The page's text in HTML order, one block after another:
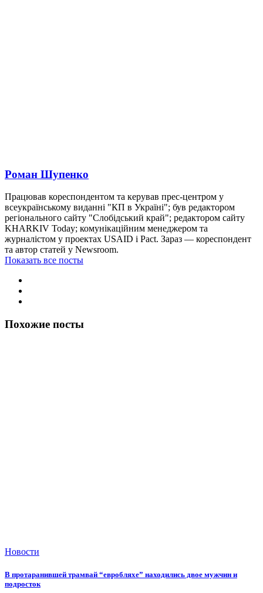
Роман Шупенко
Працював кореспондентом та керував прес-центром у
всеукраїнському виданні "КП в Україні"; був редактором
регіонального сайту "Слобідський край"; редактором сайту
KHARKIV Today; комунікаційним менеджером та
журналістом у проектах USAID і Pact. Зараз — кореспондент
та автор статей у Newsroom.
Показать все посты
Похожие посты
Новости
В протаранившей трамвай “евробляхе” находились двое мужчин и
подросток